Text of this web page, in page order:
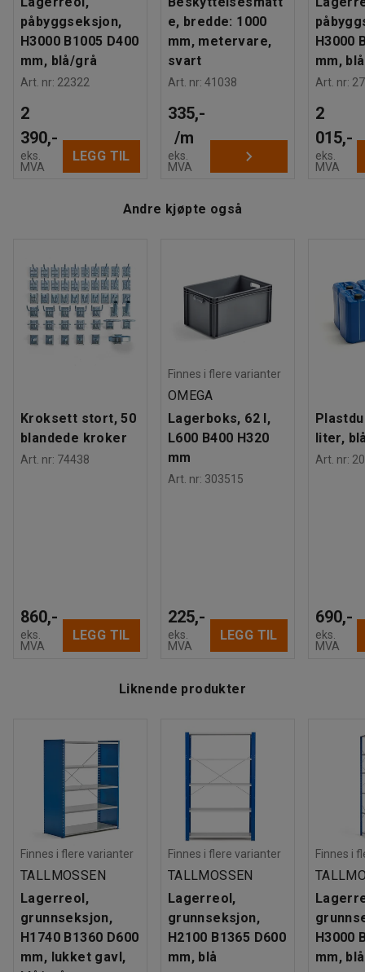
eller flere hylleseksjoner.
Du kan også kjøpe ekstra hyller, dører, skuffer og annet
smart tilbehør til hyllestativet, slik at du kan bygge en
tilbehør selges separat.
Maksbelastning hylle (jevnt fordelt)
Gavl
Åpen gavl
Anbefalt antall personer til håndtering
Beregnet håndteringstid/person
Vekt : 52,64 kg
Montering
Leveres umontert
påbyggseksjon,
H3000 B1005 D400
mm, blå/grå
Art. nr: 22322
2
390,-
eks.
MVA
LEGG TIL
e, bredde: 1000
mm, metervare,
svart
Art. nr: 41038
335,-
/m
eks.
MVA
H3000
mm,
Art. nr:
2
015,-
eks.
MVA
Andre kjøpte også
Kroksett stort, 50
blandede kroker
Art. nr: 74438
860,-
eks.
MVA
LEGG TIL
Finnes i flere varianter
OMEGA
Lagerboks, 62 l,
L600 B400 H320
mm
Art. nr: 303515
225,-
eks.
MVA
LEGG TIL
liter,
Art. nr:
690,-
eks.
MVA
Liknende produkter
Finnes i flere varianter
TALLMOSSEN
Lagerreol,
grunnseksjon,
H1740 B1360 D600
mm, lukket gavl,
Finnes i flere varianter
TALLMOSSEN
Lagerreol,
grunnseksjon,
H2100 B1365 D600
mm, blå
Finnes i
H3000
mm,